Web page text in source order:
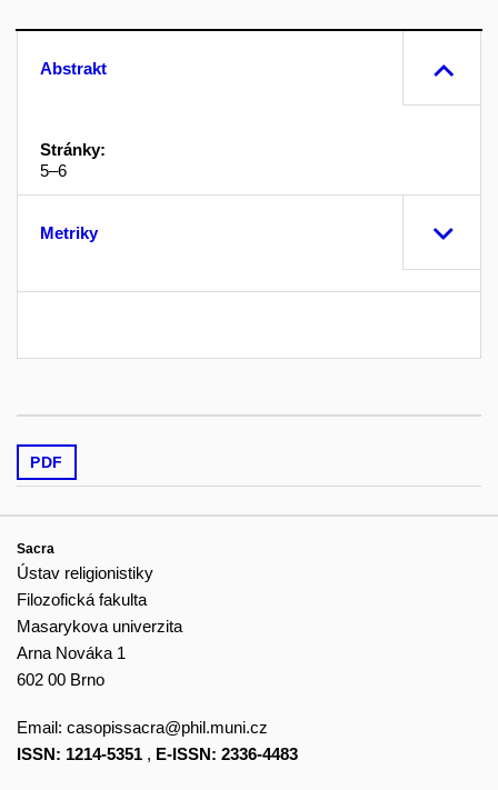
Abstrakt
Stránky:
5–6
Metriky
PDF
Sacra
Ústav religionistiky
Filozofická fakulta
Masarykova univerzita
Arna Nováka 1
602 00 Brno
Email: casopissacra@phil.muni.cz
ISSN: 1214-5351 , E-ISSN: 2336-4483